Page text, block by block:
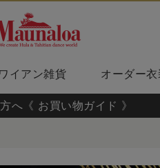
イアン雑貨 オーダー衣
へ《 お買い物ガイド 》